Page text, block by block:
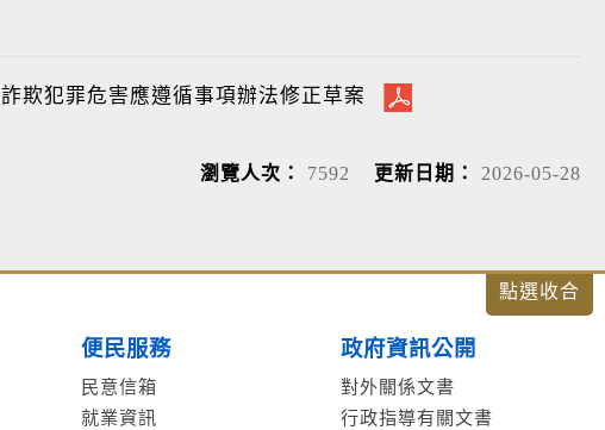
欺犯罪危害應遵循事項辦法修正草案
瀏覽人次： 7592 更新日期： 2026-05-28
便民服務
民意信箱
就業資訊
政府資訊公開
對外關係文書
行政指導有關文書